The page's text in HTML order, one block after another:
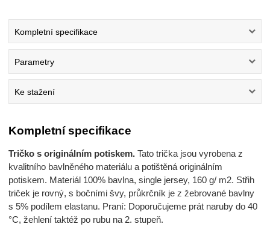
Kompletní specifikace
Parametry
Ke stažení
Kompletní specifikace
Tričko s originálním potiskem. Tato trička jsou vyrobena z
kvalitního bavlněného materiálu a potištěná originálním
potiskem. Materiál 100% bavlna, single jersey, 160 g/ m2. Střih
triček je rovný, s bočními švy, průkrčník je z žebrované bavlny
s 5% podílem elastanu. Praní: Doporučujeme prát naruby do 40
°C, žehlení taktéž po rubu na 2. stupeň.